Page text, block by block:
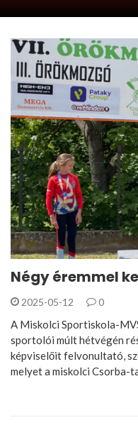
Négy éremmel
2025-05-12 0
A Miskolci Sportiskola-
sportolói múlt hétvégén
képviselőit felvonultató,
melyet a miskolci Csorba-